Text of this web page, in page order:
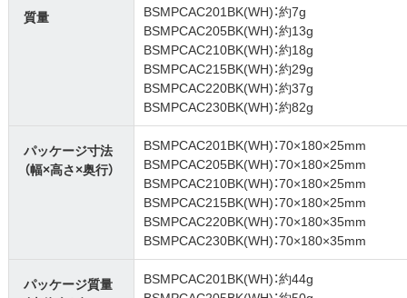
質量
BSMPCAC201BK(WH)：約7g
BSMPCAC205BK(WH)：約13g
BSMPCAC210BK(WH)：約18g
BSMPCAC215BK(WH)：約29g
BSMPCAC220BK(WH)：約37g
BSMPCAC230BK(WH)：約82g
パッケージ寸法
（幅×高さ×奥行）
BSMPCAC201BK(WH)：70×180×25mm
BSMPCAC205BK(WH)：70×180×25mm
BSMPCAC210BK(WH)：70×180×25mm
BSMPCAC215BK(WH)：70×180×25mm
BSMPCAC220BK(WH)：70×180×35mm
BSMPCAC230BK(WH)：70×180×35mm
パッケージ質量
BSMPCAC201BK(WH)：約44g